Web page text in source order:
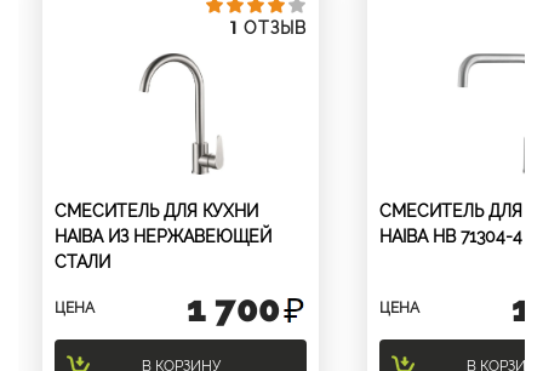
1 ОТЗЫВ
СМЕСИТЕЛЬ ДЛЯ КУХНИ
HAIBA ИЗ НЕРЖАВЕЮЩЕЙ
СТАЛИ
ЦЕНА 1 700
В КОРЗИНУ
СМЕСИТЕЛЬ ДЛЯ
HAIBA HB 71304-4
ЦЕНА 1
В